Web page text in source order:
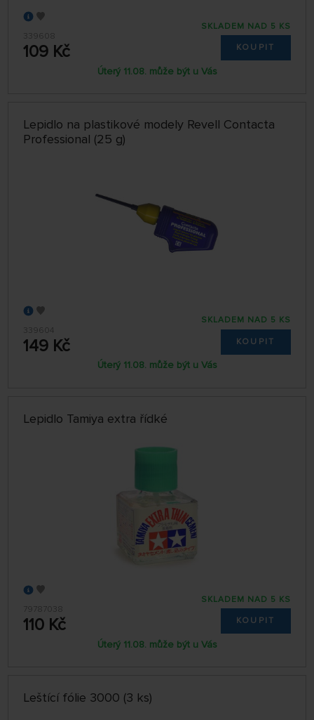
339608
109 Kč
SKLADEM NAD 5 KS
KOUPIT
Úterý 11.08. může být u Vás
Lepidlo na plastikové modely Revell Contacta
Professional (25 g)
339604
149 Kč
SKLADEM NAD 5 KS
KOUPIT
Úterý 11.08. může být u Vás
Lepidlo Tamiya extra řídké
79787038
110 Kč
SKLADEM NAD 5 KS
KOUPIT
Úterý 11.08. může být u Vás
Leštící fólie 3000 (3 ks)